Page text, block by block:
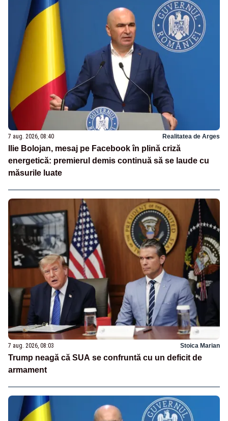
7 aug. 2026, 08:40 Realitatea de Arges
Ilie Bolojan, mesaj pe Facebook în plină criză
energetică: premierul demis continuă să se laude cu
măsurile luate
7 aug. 2026, 08:03 Stoica Marian
Trump neagă că SUA se confruntă cu un deficit de
armament